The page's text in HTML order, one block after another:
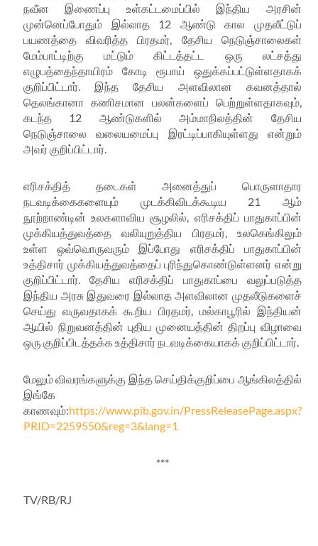
நவீன
இணைப்பு உள்கட்டமைப்பில் இந்திய
அரசின்
முன்னெப்போதும்
இல்லாத12 ஆண்டு கால
முதலீட்டுப்
பயணத்தை
விவரித்த பிரதமர் தேசிய
நெடுஞ்சாலைகள்
மேம்பாட்டிற்கு
மட்டும் கிட்டத்தட்ட ஒரு
லட்சத்து
எழுபத்தைந்தாயிரம்
கோடி ரூபாய்
ஒதுக்கப்பட்டுள்ளதாகக்
குறிப்பிட்டார். இந்த தேசிய அளவிலான
கவனத்தால்
தெலங்கானா கணிசமான பலன்களைப் பெற்றுள்ளதாகவும்,
கடந்த12 ஆண்டுகளில் அம்மாநிலத்தின்
தேசிய
நெடுஞ்சாலை
வலையமைப்பு இரட்டிப்பாகியுள்ளது
என்றும்
அவர்குறிப்பிட்டார்.
எரிசக்தித் தடைகள் அனைத்துப்
பொருளாதார
நடவடிக்கைகளையும்
முடக்கிவிடக்கூடிய 21 ஆம்
நூற்றாண்டின் உலகளாவிய சூழலில் எரிசக்திப் பாதுகாப்பின்
முக்கியத்துவத்தை
வலியுறுத்திய பிரதமர், உலகெங்கிலும்
உள்ள
ஒவ்வொருவரும் இப்போது எரிசக்திப்
பாதுகாப்பின்
உத்திசார் முக்கியத்துவத்தைப் புரிந்துகொண்டுள்ளனர் என்று
குறிப்பிட்டார். தேசிய எரிசக்திப் பாதுகாப்பை
வலுப்படுத்த
இந்திய அரசு இதுவரை இல்லாத அளவிலான முதலீடுகளைச்
செய்து வருவதாகக் கூறிய பிரதமர், மல்காபூரில் இந்தியன்
ஆயில் நிறுவனத்தின் புதிய முனையத்தின் திறப்பு விழாவை
ஒரு குறிப்பிடத்தக்கஉத்திசார்நடவடிக்கையாகக்குறிப்பிட்டார்.
மேலும்விவரங்களுக்கு இந்தசெய்திக்குறிப்பை ஆங்கிலத்தில்
இங்கே
காணவும்:https://www.pib.gov.in/PressReleasePage.aspx?
PRID=2259550&reg=3&lang=1
***
TV/RB/RJ